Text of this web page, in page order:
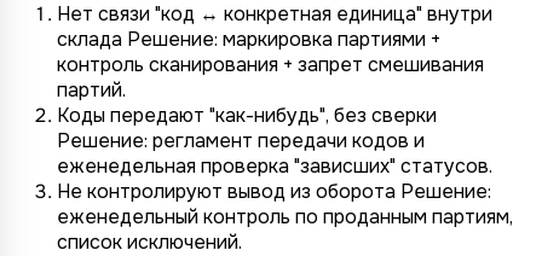
Нет связи "код ↔ конкретная единица" внутри
склада Решение: маркировка партиями +
контроль сканирования + запрет смешивания
партий.
Коды передают "как-нибудь", без сверки
Решение: регламент передачи кодов и
еженедельная проверка "зависших" статусов.
Не контролируют вывод из оборота Решение:
еженедельный контроль по проданным партиям,
список исключений.